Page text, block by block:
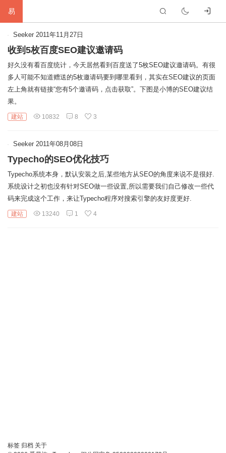
易
首
生
网
编
硬
友
Seeker 2011年11月27日
收到5枚百度SEO建议邀请码
好久没有看百度统计，今天居然看到百度送了5枚SEO建议邀请码。有很
多人可能不知道赠送的5枚邀请码要到哪里看到，其实在SEO建议的页面
左上角就有链接“您有5个邀请码，点击获取”。下图是小博的SEO建议结
果。
建站 10832 8 3
Seeker 2011年08月08日
Typecho的SEO优化技巧
Typecho系统本身，默认安装之后,某些地方从SEO的角度来说不是很好.
系统设计之初也没有针对SEO做一些设置,所以需要我们自己修改一些代
码来完成这个工作，来让Typecho程序对搜索引擎的友好度更好.
建站 13240 1 4
标签 归档 关于